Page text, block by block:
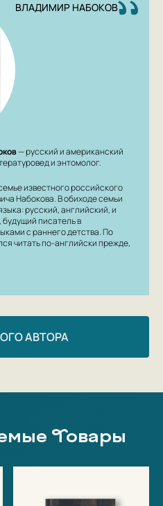
ВЛАДИМИР НАБОКОВ
— русский и американский
и энтомолог.
известного российского
Набокова. В обиходе семьи
русский, английский, и
писатель в
с раннего детства. По
читать по-английски прежде,
АВТОРА
Товары